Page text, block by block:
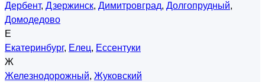
Дербент, Дзержинск, Димитровград, Долгопрудный,
Домодедово
Е
Екатеринбург, Елец, Ессентуки
Ж
Железнодорожный, Жуковский